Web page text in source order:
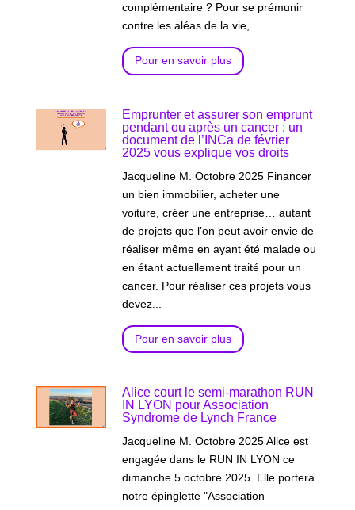
complémentaire ? Pour se prémunir
contre les aléas de la vie,...
Pour en savoir plus
Emprunter et assurer son emprunt
pendant ou après un cancer : un
document de l’INCa de février
2025 vous explique vos droits
Jacqueline M. Octobre 2025 Financer
un bien immobilier, acheter une
voiture, créer une entreprise… autant
de projets que l’on peut avoir envie de
réaliser même en ayant été malade ou
en étant actuellement traité pour un
cancer. Pour réaliser ces projets vous
devez...
Pour en savoir plus
Alice court le semi-marathon RUN
IN LYON pour Association
Syndrome de Lynch France
Jacqueline M. Octobre 2025 Alice est
engagée dans le RUN IN LYON ce
dimanche 5 octobre 2025. Elle portera
notre épinglette "Association